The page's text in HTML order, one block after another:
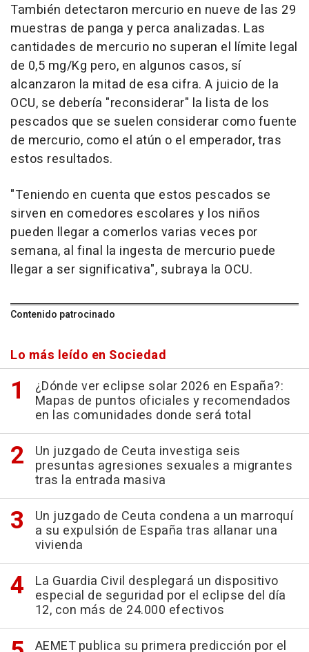
También detectaron mercurio en nueve de las 29
muestras de panga y perca analizadas. Las
cantidades de mercurio no superan el límite legal
de 0,5 mg/Kg pero, en algunos casos, sí
alcanzaron la mitad de esa cifra. A juicio de la
OCU, se debería "reconsiderar" la lista de los
pescados que se suelen considerar como fuente
de mercurio, como el atún o el emperador, tras
estos resultados.
"Teniendo en cuenta que estos pescados se
sirven en comedores escolares y los niños
pueden llegar a comerlos varias veces por
semana, al final la ingesta de mercurio puede
llegar a ser significativa", subraya la OCU.
Contenido patrocinado
Lo más leído en Sociedad
¿Dónde ver eclipse solar 2026 en España?:
Mapas de puntos oficiales y recomendados
en las comunidades donde será total
Un juzgado de Ceuta investiga seis
presuntas agresiones sexuales a migrantes
tras la entrada masiva
Un juzgado de Ceuta condena a un marroquí
a su expulsión de España tras allanar una
vivienda
La Guardia Civil desplegará un dispositivo
especial de seguridad por el eclipse del día
12, con más de 24.000 efectivos
AEMET publica su primera predicción por el